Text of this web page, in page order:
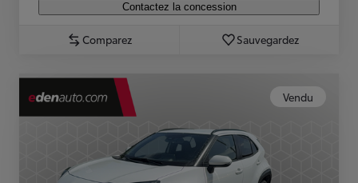
Contactez la concession
Comparez Sauvegardez
Vendu